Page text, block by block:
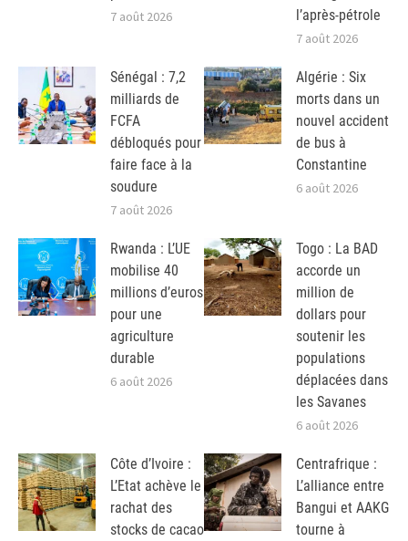
7 août 2026
l’après-pétrole
7 août 2026
Sénégal : 7,2
milliards de
FCFA
débloqués pour
faire face à la
soudure
7 août 2026
Algérie : Six
morts dans un
nouvel accident
de bus à
Constantine
6 août 2026
Rwanda : L’UE
mobilise 40
millions d’euros
pour une
agriculture
durable
6 août 2026
Togo : La BAD
accorde un
million de
dollars pour
soutenir les
populations
déplacées dans
les Savanes
6 août 2026
Côte d’Ivoire :
L’Etat achève le
rachat des
stocks de cacao
Centrafrique :
L’alliance entre
Bangui et AAKG
tourne à